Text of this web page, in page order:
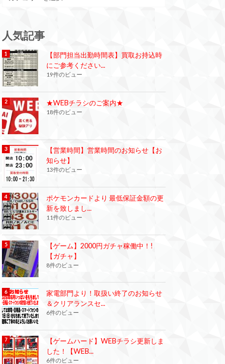
人気記事
【部門担当出勤時間表】買取お持込時
にご参考ください...
19件のビュー
★WEBチラシのご案内★
18件のビュー
【営業時間】営業時間のお知らせ【お
知らせ】
13件のビュー
ポケモンカードより 最低保証金額の更
新を致しまし...
11件のビュー
【ゲーム】2000円ガチャ稼働中！!
【ガチャ】
8件のビュー
家電部門より！取扱い終了のお知らせ
＆クリアランスセ...
6件のビュー
【ゲームハード】WEBチラシ更新しま
した！【WEB...
6件のビュー